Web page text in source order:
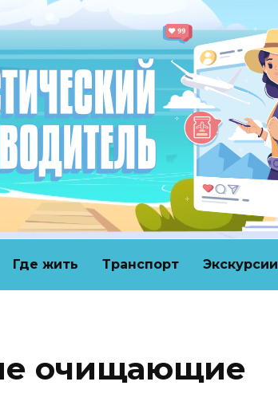
Где жить Транспорт Экскурсии
очищающие